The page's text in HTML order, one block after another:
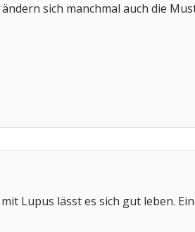
sich manchmal auch die
Lupus lässt es sich gut leben.